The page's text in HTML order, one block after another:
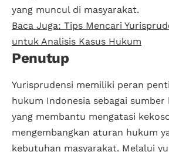
yang muncul di masyarakat.
Baca Juga: Tips Mencari
untuk Analisis Kasus Hukum
Penutup
Yurisprudensi memiliki peran
hukum Indonesia sebagai
yang membantu mengatasi
mengembangkan aturan hukum
kebutuhan masyarakat. Melalui